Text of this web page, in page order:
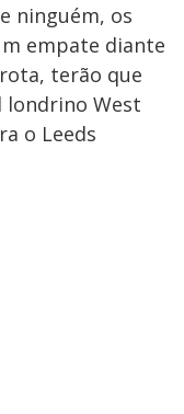
ninguém, os
empate diante
terão que
West
o Leeds